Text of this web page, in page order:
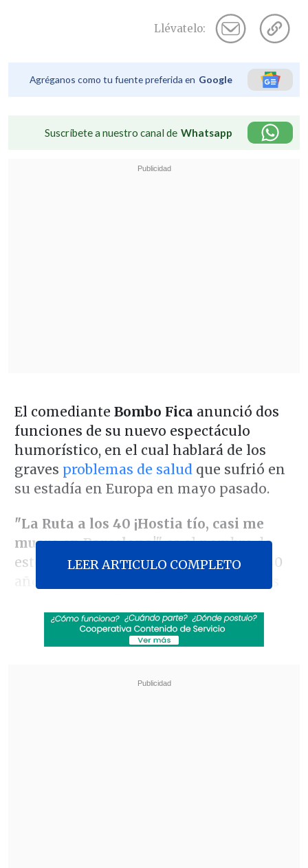
Llévatelo:
Agréganos como tu fuente preferida en Google
Suscríbete a nuestro canal de Whatsapp
El comediante Bombo Fica anunció dos
funciones de su nuevo espectáculo
humorístico, en el cual hablará de los
graves problemas de saludque sufrió en
su estadía en Europa en mayo pasado.
"La Ruta a los 40 ¡Hostia tío, casi me
muero en Barcelona!"es el nombre de
este espectáculo donde celebrará sus 40
años de carrera y desplegará anécdotas
experiencia en Barcelona, que el mismo
recuerda como impactante", según un
LEER ARTICULO COMPLETO